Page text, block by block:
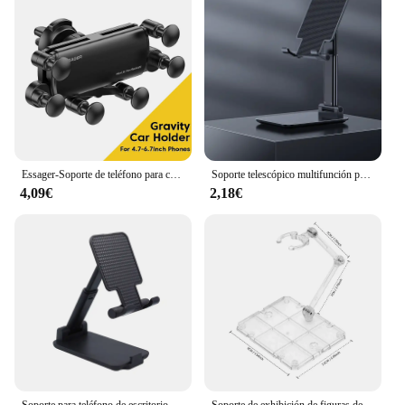
for easy transportation, making it a go-to accessory
for photographers and researchers on the move. The
support's lightweight nature means you can carry it
without adding unnecessary bulk to your gear. The
simplicity of its design ensures that it's user-
friendly, requiring no special tools for setup or
adjustment. With this solar camera support, you can
focus on capturing stunning images without
worrying about the stability of your equipment.
**Adaptable to Your Needs**
The Solar Camera Support is more than just a stand;
it's a versatile tool that adapts to your specific
needs. Whether you're looking to secure a solar
camera for surveillance purposes or to stabilize it
for scientific data collection, this support is
engineered to meet your requirements. Its adaptive
nature makes it suitable for a wide range of solar
cameras, ensuring compatibility with your existing
equipment. This support is not just a product; it's a
solution that enhances the performance and
4,09€
Soporte telescópico multifunción para teléfono móvil, soporte de escritorio para mesita de noche, plegable y de elevación
2,18€